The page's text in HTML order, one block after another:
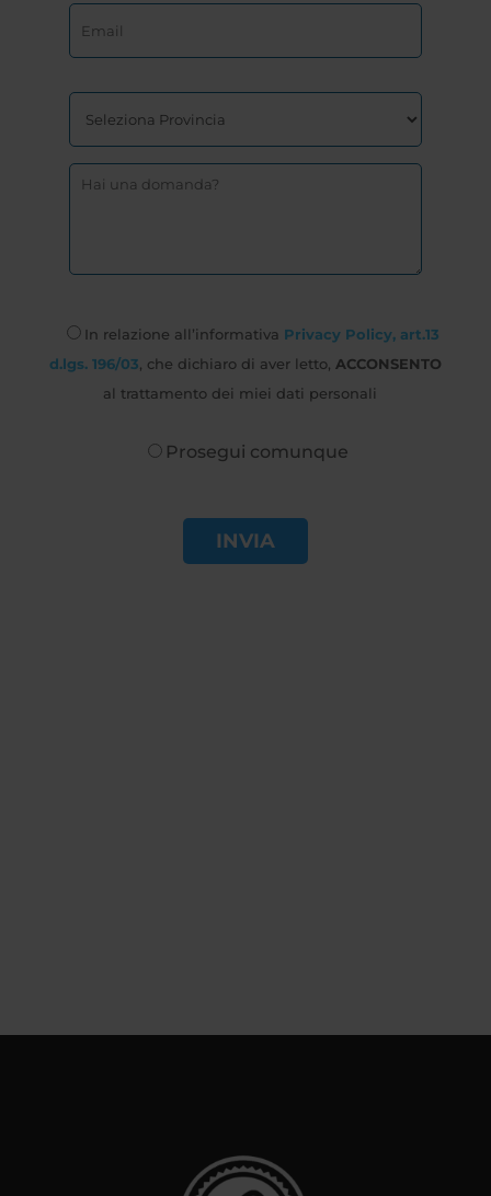
In relazione all’informativa Privacy Policy, art.13
d.lgs. 196/03, che dichiaro di aver letto, ACCONSENTO
al trattamento dei miei dati personali
Prosegui comunque